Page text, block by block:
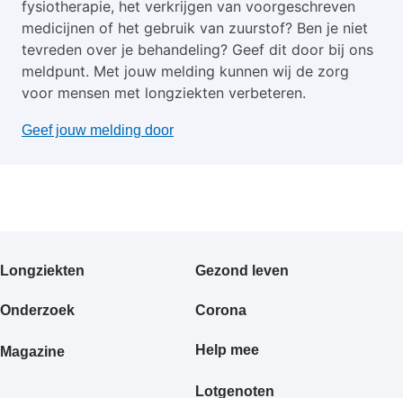
fysiotherapie, het verkrijgen van voorgeschreven
medicijnen of het gebruik van zuurstof? Ben je niet
tevreden over je behandeling? Geef dit door bij ons
meldpunt. Met jouw melding kunnen wij de zorg
voor mensen met longziekten verbeteren.
Geef jouw melding door
Primair
Longziekten Gezond leven
Onderzoek Corona
Magazine Help mee
Lotgenoten